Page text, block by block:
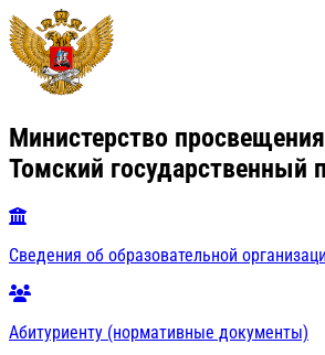
Министерство
Томский государственный
Сведения об образовательной
Абитуриенту (нормативные документы)